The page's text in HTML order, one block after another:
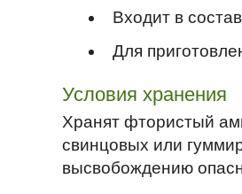
Входит в
Для
Условия хранения
Хранят фтористый
свинцовых или
высвобождению